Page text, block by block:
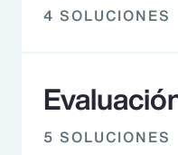
4 SOLUCIONES
5 SOLUCIONES